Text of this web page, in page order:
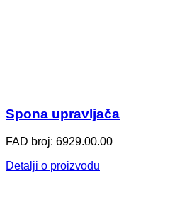
Spona upravljača
FAD broj: 6929.00.00
Detalji o proizvodu